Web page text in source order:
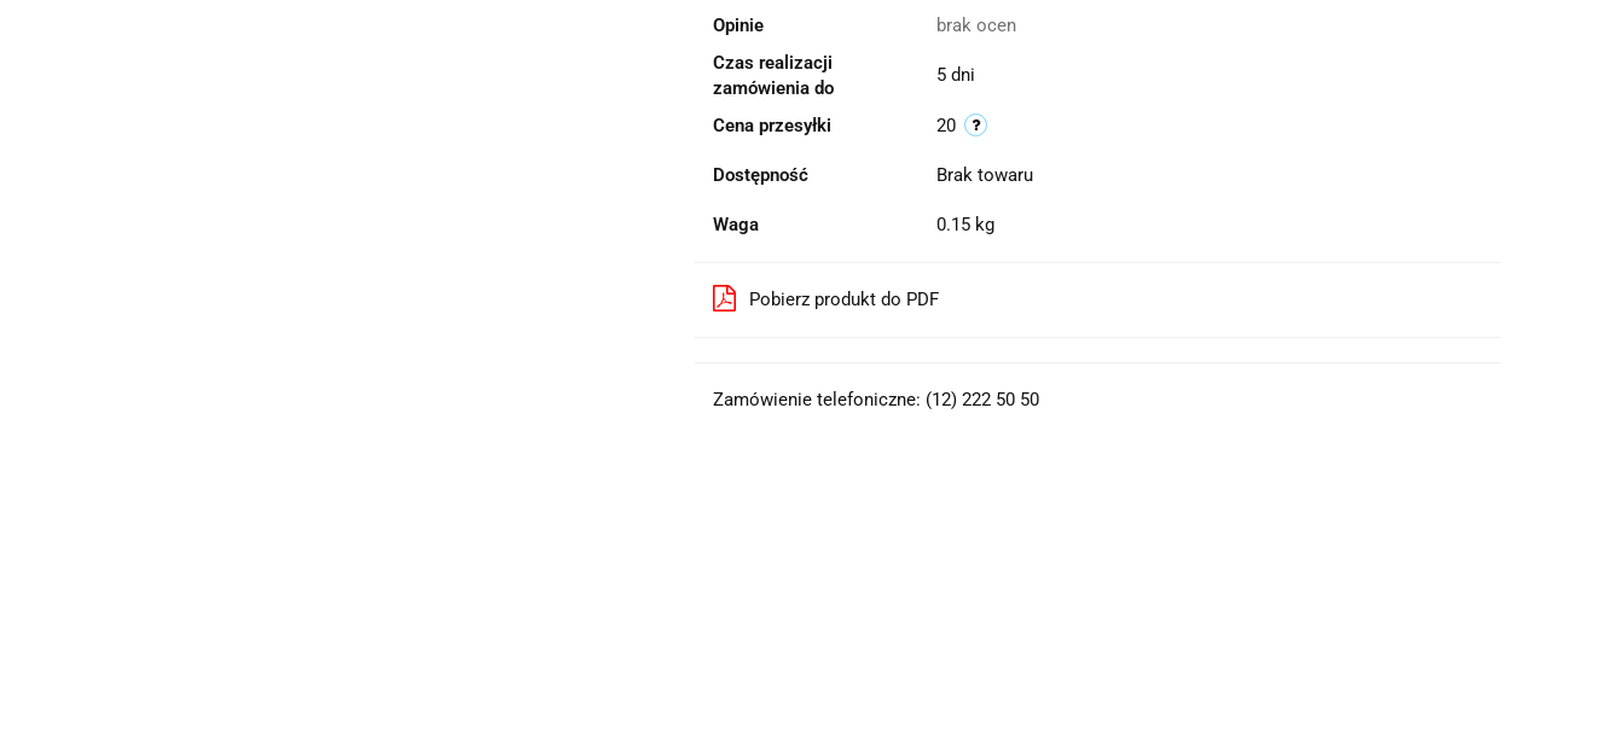
Opinie
brak ocen
Czas realizacji
zamówienia do
5 dni
Cena przesyłki 20
Dostępność Brak towaru
Waga 0.15 kg
Pobierz produkt do PDF
Zamówienie telefoniczne: (12) 222 50 50